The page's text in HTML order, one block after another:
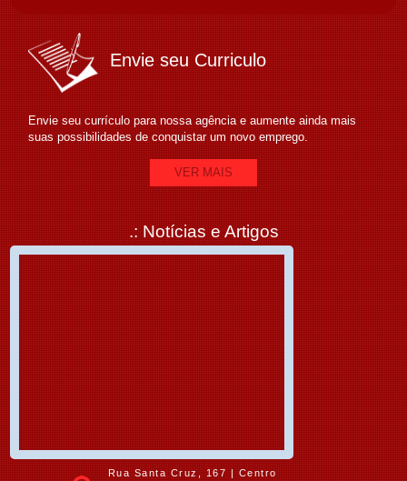
Envie seu Curriculo
Envie seu currículo para nossa agência e aumente ainda mais
suas possibilidades de conquistar um novo emprego.
VER MAIS
.: Notícias e Artigos
Rua Santa Cruz, 167 | Centro